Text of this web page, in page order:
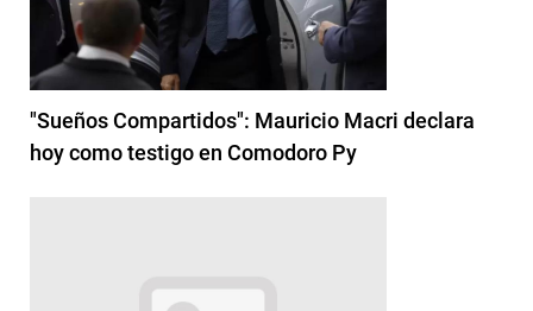
"Sueños Compartidos": Mauricio Macri declara
hoy como testigo en Comodoro Py